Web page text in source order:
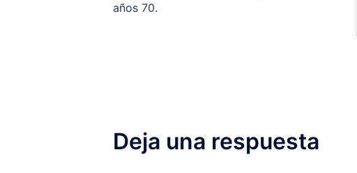
años 70.
Deja una respuesta